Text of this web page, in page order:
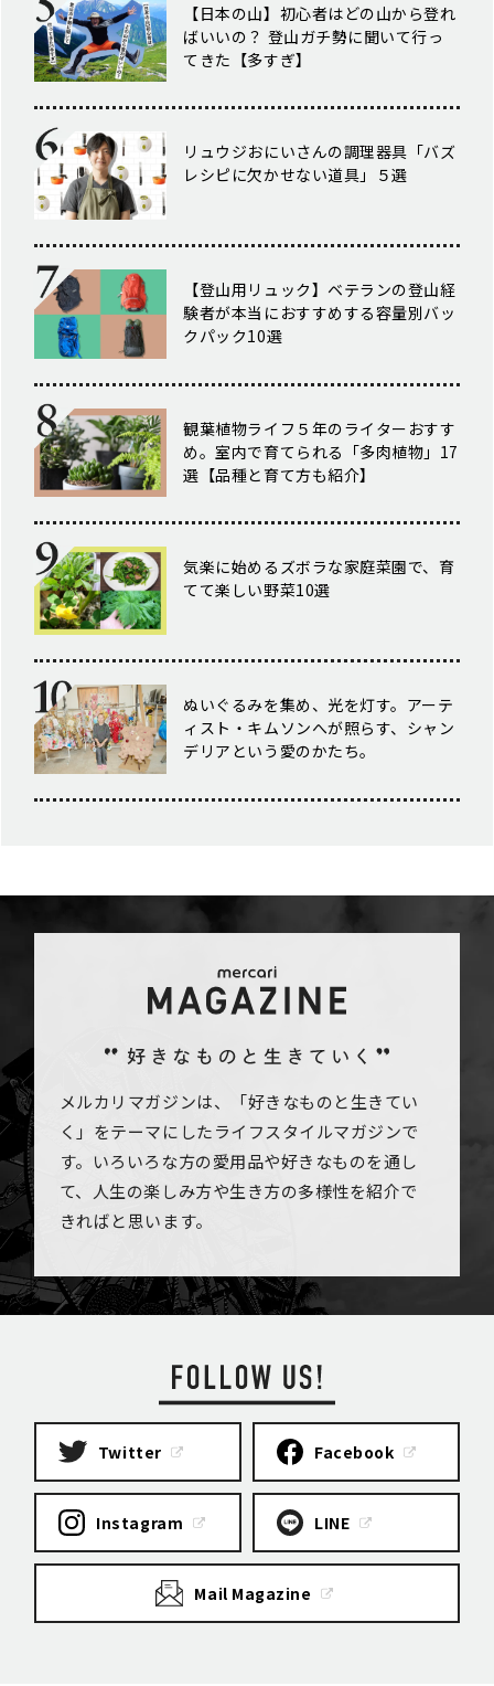
【日本の山】初心者はどの山から登れ
ばいいの？ 登山ガチ勢に聞いて行っ
てきた【多すぎ】
リュウジおにいさんの調理器具「バズ
レシピに欠かせない道具」５選
【登山用リュック】ベテランの登山経
験者が本当におすすめする容量別バッ
クパック10選
観葉植物ライフ５年のライターおすす
め。室内で育てられる「多肉植物」17
選【品種と育て方も紹介】
気楽に始めるズボラな家庭菜園で、育
てて楽しい野菜10選
ぬいぐるみを集め、光を灯す。アーテ
ィスト・キムソンへが照らす、シャン
デリアという愛のかたち。
メルカリマガジンは、「好きなものと生きてい
く」をテーマにしたライフスタイルマガジンで
す。いろいろな方の愛用品や好きなものを通し
て、人生の楽しみ方や生き方の多様性を紹介で
きればと思います。
Twitter Facebook
Instagram LINE
Mail Magazine